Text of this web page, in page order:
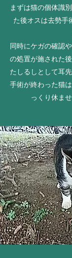
まずは猫の個体識
た後オスは去勢手
同時にケガの確認
の処置が施された
たしるしとして耳
手術が終わった猫
っくり休ま